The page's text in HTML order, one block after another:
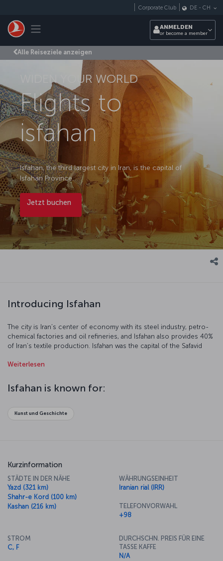
Toggle navigation
Corporate Club DE - CH
ANMELDEN
or become a member
Alle Reiseziele anzeigen
WIDEN YOUR WORLD
Flights to
isfahan
Isfahan, the third largest city in Iran, is the capital of
Isfahan Province.
Jetzt buchen
Introducing Isfahan
The city is Iran’s center of economy with its steel industry, petro-
chemical factories and oil refineries, and Isfahan also provides 40%
of Iran’s textile production. Isfahan was the capital of the Safavid
city. As you stroll through the streets of this multicultural city,
you will sense you are in the right place to discover Iran’s cultural
background.
Weiterlesen
Isfahan is known for:
Kunst und Geschichte
Kurzinformation
STÄDTE IN DER NÄHE
Yazd (321 km)
Shahr-e Kord (100 km)
Kashan (216 km)
WÄHRUNGSEINHEIT
Iranian rial (IRR)
TELEFONVORWAHL
+98
STROM
C, F
DURCHSCHN. PREIS FÜR EINE
TASSE KAFFE
N/A